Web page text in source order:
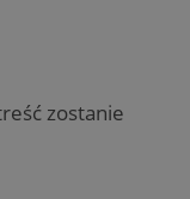
zostanie